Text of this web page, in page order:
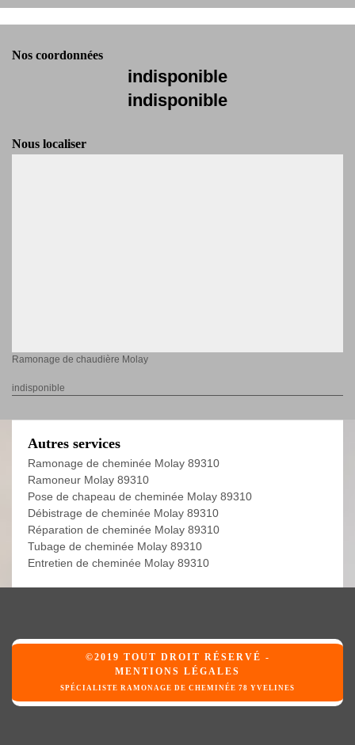
Nos coordonnées
indisponible
indisponible
Nous localiser
Ramonage de chaudière Molay
indisponible
Autres services
Ramonage de cheminée Molay 89310
Ramoneur Molay 89310
Pose de chapeau de cheminée Molay 89310
Débistrage de cheminée Molay 89310
Réparation de cheminée Molay 89310
Tubage de cheminée Molay 89310
Entretien de cheminée Molay 89310
©2019 TOUT DROIT RÉSERVÉ -
MENTIONS LÉGALES
SPÉCIALISTE RAMONAGE DE CHEMINÉE 78 YVELINES